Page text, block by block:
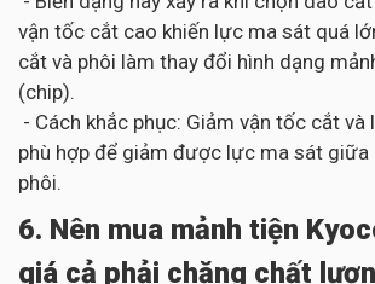
vận tốc cắt cao khiến lực ma sát quá
cắt và phôi làm thay đổi hình dạng
(chip).
- Cách khắc phục: Giảm vận tốc cắt và
phù hợp để giảm được lực ma sát giữa
phôi.
6. Nên mua mảnh tiện
giá cả phải chăng chất